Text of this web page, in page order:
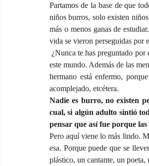
Partamos de la base de que
niños burros, solo existen
más o menos ganas de
vida se vieron perseguidas por
este mundo. Además de las
hermano está enfermo,
acomplejado, etcétera.
Nadie es burro, no existen
cual, si algún adulto sintió
pensar que así fue porque
Pero aquí viene lo más lindo.
esa. Porque puede que se
plástico, un cantante, un poeta,